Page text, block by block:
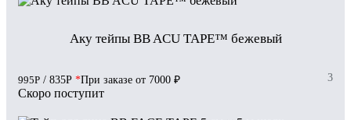
Аку тейпы BB ACU TAPE™ бежевый
995Р / 835Р *При заказе от 7000 ₽ 3
Скоро поступит